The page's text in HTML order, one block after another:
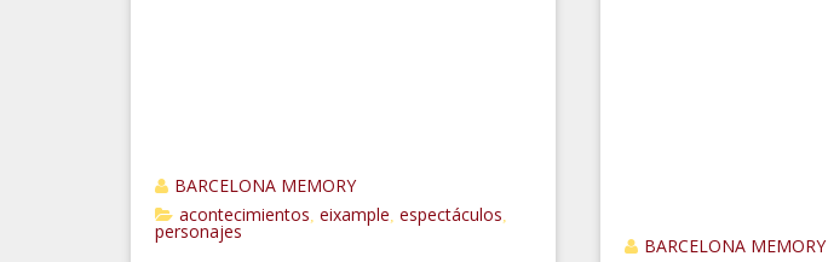
BARCELONA MEMORY
acontecimientos eixample espectáculos
personajes
BARCELONA MEMORY